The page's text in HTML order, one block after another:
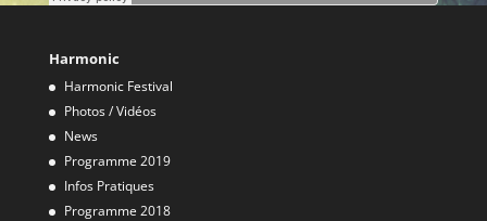
Harmonic
Harmonic Festival
Photos / Vidéos
News
Programme 2019
Infos Pratiques
Programme 2018